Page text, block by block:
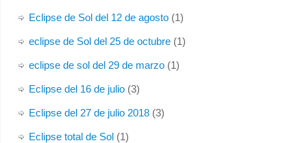
Eclipse de Sol del 12 de agosto(1)
eclipse de Sol del 25 de octubre(1)
eclipse de sol del 29 de marzo(1)
Eclipse del 16 de julio(3)
Eclipse del 27 de julio 2018(3)
Eclipse total de Sol(1)